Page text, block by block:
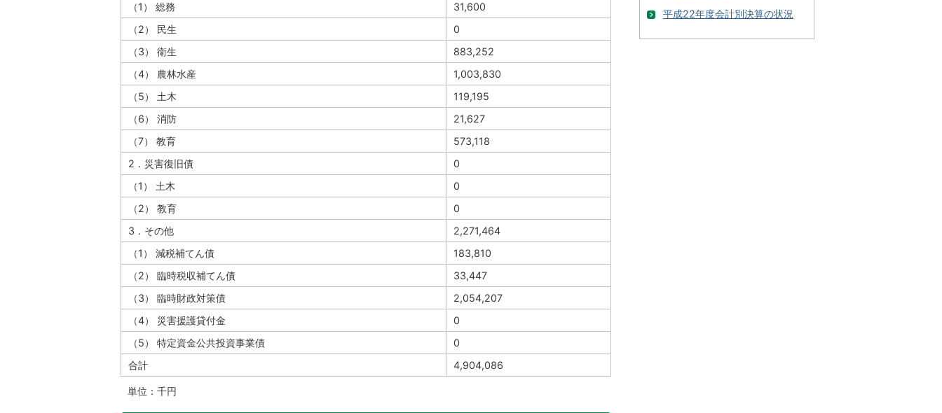
（1） 総務
31,600
（2） 民生
0
（3） 衛生
883,252
（4） 農林水産
1,003,830
（5） 土木
119,195
（6） 消防
21,627
（7） 教育
573,118
2．災害復旧債
0
（1） 土木
0
（2） 教育
0
3．その他
2,271,464
（1） 減税補てん債
183,810
（2） 臨時税収補てん債
33,447
（3） 臨時財政対策債
2,054,207
（4） 災害援護貸付金
0
（5） 特定資金公共投資事業債
0
合計
4,904,086
単位：千円
平成22年度会計別決算の状況